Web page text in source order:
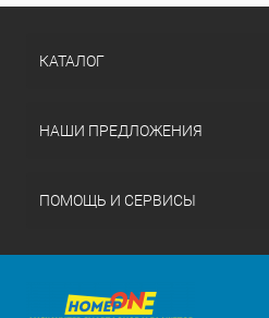
КАТАЛОГ
НАШИ ПРЕДЛОЖЕНИЯ
ПОМОЩЬ И СЕРВИСЫ